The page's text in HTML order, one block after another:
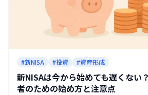
#新NISA #投資 #資産形成
新NISAは今から始めても遅くない
者のための始め方と注意点